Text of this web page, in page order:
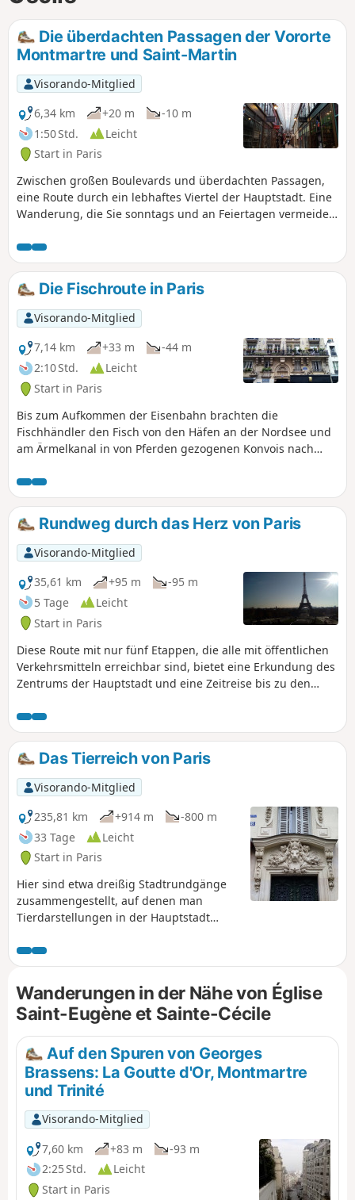
Die überdachten Passagen der Vororte
Montmartre und Saint-Martin
Visorando-Mitglied
6,34 km
+20 m
-10 m
1:50 Std.
Leicht
Start in Paris
Zwischen großen Boulevards und überdachten Passagen,
eine Route durch ein lebhaftes Viertel der Hauptstadt. Eine
Wanderung, die Sie sonntags und an Feiertagen vermeiden
Die Fischroute in Paris
Visorando-Mitglied
7,14 km
+33 m
-44 m
2:10 Std.
Leicht
Start in Paris
Bis zum Aufkommen der Eisenbahn brachten die
Fischhändler den Fisch von den Häfen an der Nordsee und
am Ärmelkanal in von Pferden gezogenen Konvois nach
eine Spur in den Namen mehrerer Straßen, denen dieser
Stadtrundgang in etwa folgt, mit einigen Abstechern in
verdiente Straßen und Gassen.
Rundweg durch das Herz von Paris
Visorando-Mitglied
35,61 km
+95 m
-95 m
5 Tage
Leicht
Start in Paris
Diese Route mit nur fünf Etappen, die alle mit öffentlichen
Verkehrsmitteln erreichbar sind, bietet eine Erkundung des
Zentrums der Hauptstadt und eine Zeitreise bis zu den
Das Tierreich von Paris
Visorando-Mitglied
235,81 km
+914 m
-800 m
33 Tage
Leicht
Start in Paris
Hier sind etwa dreißig Stadtrundgänge
zusammengestellt, auf denen man
Tierdarstellungen in der Hauptstadt
Gebäudeverzierungen, Wandmalereien
usw.
Wanderungen in der Nähe von Église
Saint-Eugène et Sainte-Cécile
Auf den Spuren von Georges
Brassens: La Goutte d'Or, Montmartre
und Trinité
Visorando-Mitglied
7,60 km
+83 m
-93 m
2:25 Std.
Leicht
Start in Paris